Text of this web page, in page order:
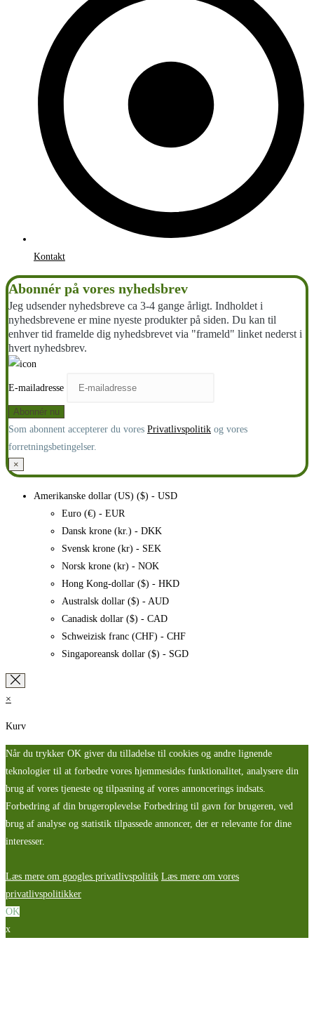
Kontakt
Abonnér på vores nyhedsbrev
Jeg udsender nyhedsbreve ca 3-4 gange årligt. Indholdet i
nyhedsbrevene er mine nyeste produkter på siden. Du kan til
enhver tid framelde dig nyhedsbrevet via "frameld" linket nederst i
hvert nyhedsbrev.
E-mailadresse
Som abonnent accepterer du vores Privatlivspolitik og vores
forretningsbetingelser.
×
Amerikanske dollar (US) ($) - USD
Euro (€) - EUR
Dansk krone (kr.) - DKK
Svensk krone (kr) - SEK
Norsk krone (kr) - NOK
Hong Kong-dollar ($) - HKD
Australsk dollar ($) - AUD
Canadisk dollar ($) - CAD
Schweizisk franc (CHF) - CHF
Singaporeansk dollar ($) - SGD
×
Kurv
Når du trykker OK giver du tilladelse til cookies og andre lignende
teknologier til at forbedre vores hjemmesides funktionalitet, analysere din
brug af vores tjeneste og tilpasning af vores annoncerings indsats.
Forbedring af din brugeroplevelse Forbedring til gavn for brugeren, ved
brug af analyse og statistik tilpassede annoncer, der er relevante for dine
interesser.
Læs mere om googles privatlivspolitik Læs mere om vores
privatlivspolitikker
OK
x